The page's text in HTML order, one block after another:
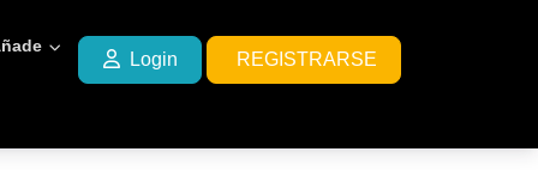
Login REGISTRARSE